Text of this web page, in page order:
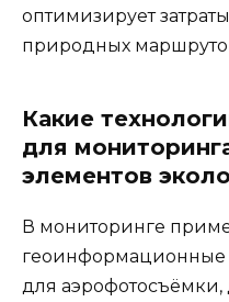
оптимизирует
природных
Какие
для
элементов
В мониторинге
геоинформационные
для аэрофотосъёмки,